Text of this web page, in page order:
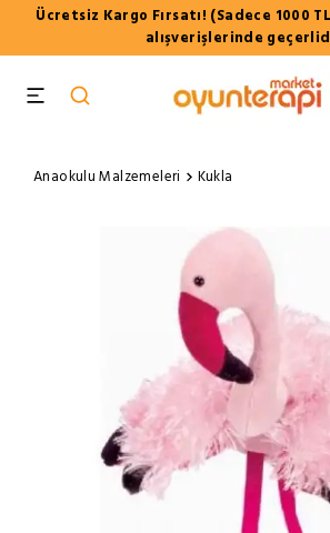
Ücretsiz Kargo Fırsatı! (Sadece 1000
alışverişlerinde
Anaokulu Malzemeleri Kukla